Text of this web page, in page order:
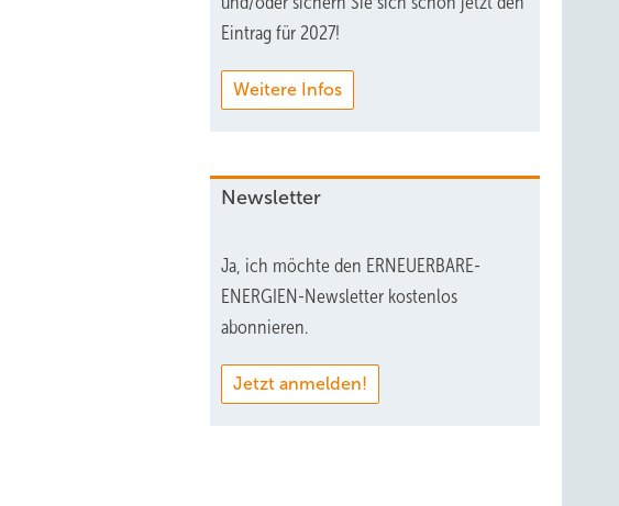
Eintrag für 2027!
Weitere Infos
Newsletter
Ja, ich möchte den ERNEUERBARE-
ENERGIEN-Newsletter kostenlos
abonnieren.
Jetzt anmelden!